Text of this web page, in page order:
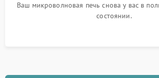
Ваш микроволновая печь снова у вас в
состоянии.